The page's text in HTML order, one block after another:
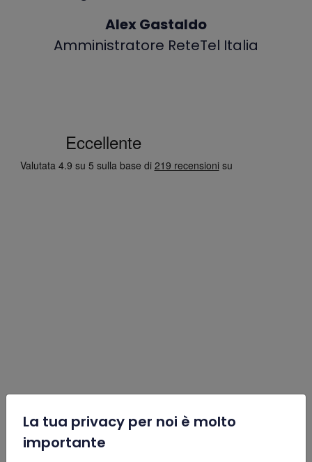
Alex Gastaldo
Amministratore ReteTel Italia
La tua privacy per noi è molto
importante